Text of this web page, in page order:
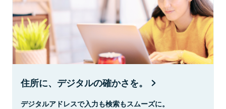
住所に、デジタルの確かさを。
デジタルアドレスで入力も検索もスムーズに。